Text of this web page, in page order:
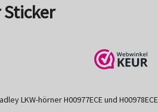
LKW-hörner H00977ECE und H00978ECE